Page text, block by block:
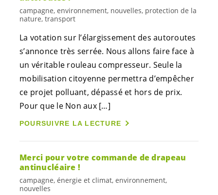
campagne, environnement, nouvelles, protection de la
nature, transport
La votation sur l’élargissement des autoroutes
s’annonce très serrée. Nous allons faire face à
un véritable rouleau compresseur. Seule la
mobilisation citoyenne permettra d’empêcher
ce projet polluant, dépassé et hors de prix.
Pour que le Non aux […]
POURSUIVRE LA LECTURE
Merci pour votre commande de drapeau
antinucléaire !
campagne, énergie et climat, environnement,
nouvelles